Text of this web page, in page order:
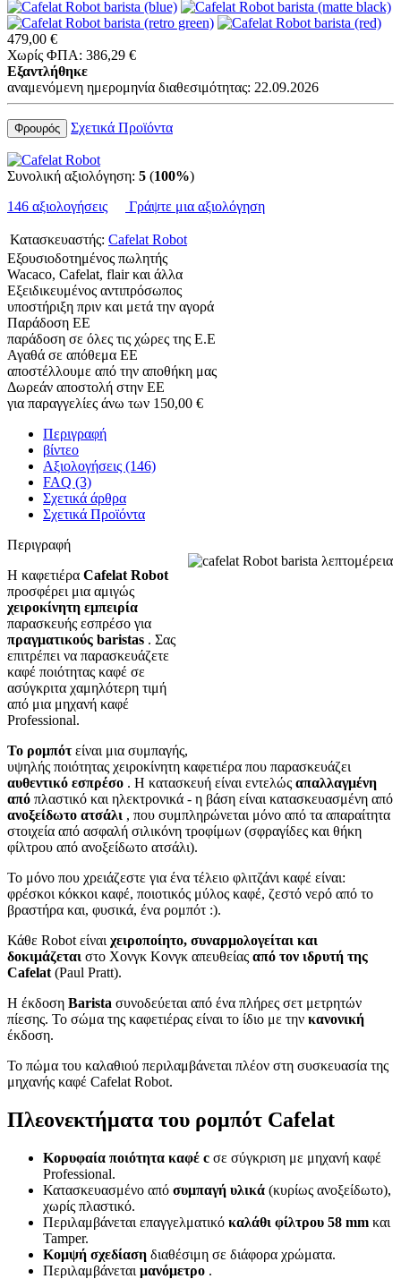
479,00 €
Χωρίς ΦΠΑ: 386,29 €
Εξαντλήθηκε
αναμενόμενη ημερομηνία διαθεσιμότητας: 22.09.2026
Φρουρός Σχετικά Προϊόντα
Συνολική αξιολόγηση: 5 (100%)
146 αξιολογήσεις
Γράψτε μια αξιολόγηση
Κατασκευαστής: Cafelat Robot
Εξουσιοδοτημένος πωλητής
Wacaco, Cafelat, flair και άλλα
Εξειδικευμένος αντιπρόσωπος
υποστήριξη πριν και μετά την αγορά
Παράδοση ΕΕ
παράδοση σε όλες τις χώρες της Ε.Ε
Αγαθά σε απόθεμα ΕΕ
αποστέλλουμε από την αποθήκη μας
Δωρεάν αποστολή στην ΕΕ
για παραγγελίες άνω των 150,00 €
Περιγραφή
βίντεο
Αξιολογήσεις (146)
FAQ (3)
Σχετικά άρθρα
Σχετικά Προϊόντα
Περιγραφή
Η καφετιέρα Cafelat Robot
προσφέρει μια αμιγώς
χειροκίνητη εμπειρία
παρασκευής εσπρέσο για
πραγματικούς baristas . Σας
επιτρέπει να παρασκευάζετε
καφέ ποιότητας καφέ σε
ασύγκριτα χαμηλότερη τιμή
από μια μηχανή καφέ
Professional.
Το ρομπότείναι μια συμπαγής,
υψηλής ποιότητας χειροκίνητη καφετιέρα που παρασκευάζει
αυθεντικό εσπρέσο . Η κατασκευή είναι εντελώς απαλλαγμένη
από πλαστικό και ηλεκτρονικά - η βάση είναι κατασκευασμένη από
ανοξείδωτο ατσάλι , που συμπληρώνεται μόνο από τα απαραίτητα
στοιχεία από ασφαλή σιλικόνη τροφίμων (σφραγίδες και θήκη
φίλτρου από ανοξείδωτο ατσάλι).
Το μόνο που χρειάζεστε για ένα τέλειο φλιτζάνι καφέ είναι:
φρέσκοι κόκκοι καφέ, ποιοτικός μύλος καφέ, ζεστό νερό από το
βραστήρα και, φυσικά, ένα ρομπότ :).
Κάθε Robot είναι χειροποίητο, συναρμολογείται και
δοκιμάζεται στο Χονγκ Κονγκ απευθείας από τον ιδρυτή της
Cafelat (Paul Pratt).
Η έκδοση Barista συνοδεύεται από ένα πλήρες σετ μετρητών
πίεσης. Το σώμα της καφετιέρας είναι το ίδιο με την κανονική
έκδοση.
Το πώμα του καλαθιού περιλαμβάνεται πλέον στη συσκευασία της
μηχανής καφέ Cafelat Robot.
Πλεονεκτήματα του ρομπότ Cafelat
Κορυφαία ποιότητα καφέ c σε σύγκριση με μηχανή καφέ
Professional.
Κατασκευασμένο από συμπαγή υλικά (κυρίως ανοξείδωτο),
χωρίς πλαστικό.
Περιλαμβάνεται επαγγελματικό καλάθι φίλτρου 58 mm και
Tamper.
Κομψή σχεδίαση διαθέσιμη σε διάφορα χρώματα.
Περιλαμβάνεται μανόμετρο .